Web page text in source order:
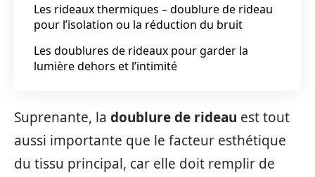
Les rideaux thermiques – doublure de rideau
pour l’isolation ou la réduction du bruit
Les doublures de rideaux pour garder la
lumière dehors et l’intimité
Suprenante, la doublure de rideau est tout
aussi importante que le facteur esthétique
du tissu principal, car elle doit remplir de